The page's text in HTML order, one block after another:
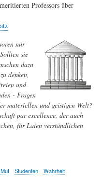
Professors über
nur
sie
dazu
denken,
und
- Fragen
materiellen und geistigen Welt?
par excellence, der auch
für Laien verständlichen
Mut Studenten
Wahrheit